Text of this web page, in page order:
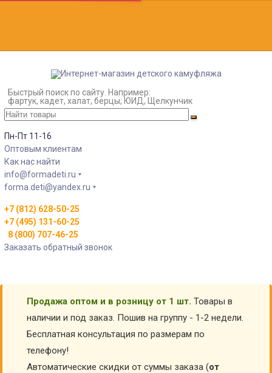
Быстрый поиск по сайту. Например:
фартук, кадет, халат, берцы, ЮИД, Щелкунчик
Пн-Пт 11-16
Оптовым клиентам
Как нас найти
info@formadeti.ru
forma.deti@yandex.ru
+7 (812) 628-50-25
+7 (495) 131-60-25
8 (800) 707-46-25
Заказать обратный звонок
Продажа оптом и в розницу от 1 шт. Товары в
наличии и под заказ. Пошив на группу - 1-2 недели.
Бесплатная консультация по размерам по
телефону!
Автоматические скидки от суммы заказа (от